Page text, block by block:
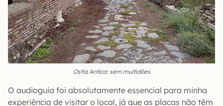
Ostia Antica: sem multidões
O audioguia foi absolutamente essencial para minha
experiência de visitar o local, já que as placas não têm